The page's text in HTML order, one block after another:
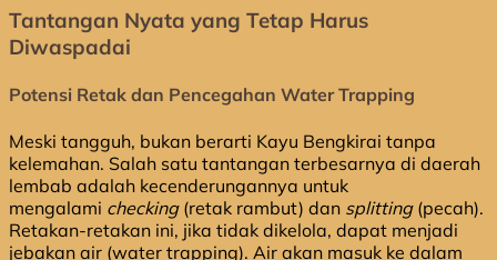
Tantangan Nyata yang Tetap Harus
Diwaspadai
Potensi Retak dan Pencegahan Water Trapping
Meski tangguh, bukan berarti Kayu Bengkirai tanpa
kelemahan. Salah satu tantangan terbesarnya di daerah
lembab adalah kecenderungannya untuk
mengalami checking(retak rambut) dan splitting(pecah).
Retakan-retakan ini, jika tidak dikelola, dapat menjadi
jebakan air (water trapping). Air akan masuk ke dalam